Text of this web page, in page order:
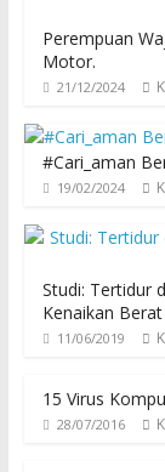
Perempuan
Motor.
21/12/2024
#Cari_aman
19/02/2024
Studi: Tertidur
Kenaikan
11/06/2019
15 Virus
28/07/2016